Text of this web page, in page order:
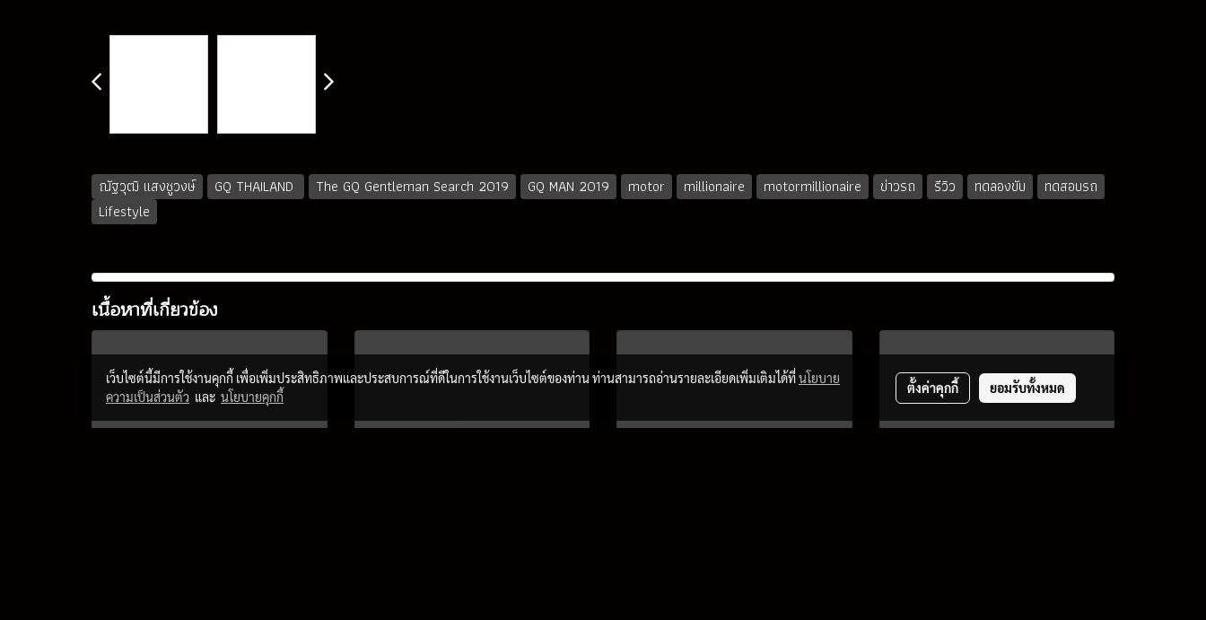
ณัฐวุฒิ แสงชูวงษ์ GQ THAILAND The GQ Gentleman Search 2019 GQ MAN 2019 motor millionaire motormillionaire ข่าวรถ รีวิว ทดลองขับ
ทดสอบรถ
Lifestyle
เนื้อหาที่เกี่ยวข้อง
เว็บไซต์นี้มีการใช้งานคุกกี้ เพื่อเพิ่มประสิทธิภาพและประสบการณ์ที่ดีในการใช้งานเว็บไซต์ของท่าน ท่านสามารถอ่านรายละเอียดเพิ่มเติมได้ที่นโยบาย
ความเป็นส่วนตัว และ นโยบายคุกกี้
ตั้งค่าคุกกี้ ยอมรับทั้งหมด